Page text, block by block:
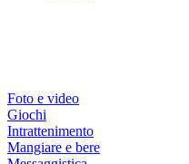
Foto e video
Giochi
Intrattenimento
Mangiare e bere